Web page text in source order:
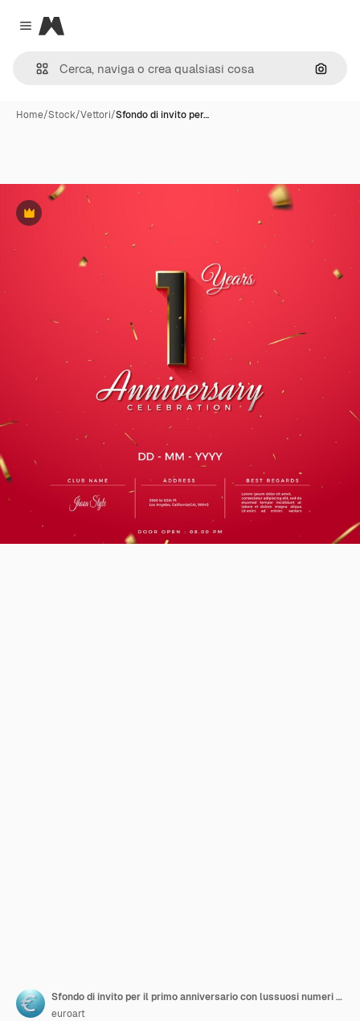
Close menu
Magnific
Cerca
Home/Stock/Vettori/Sfondo di invito per…
Premium
Sfondo di invito per il primo anniversario con lussuosi numeri bordati in oro
euroart